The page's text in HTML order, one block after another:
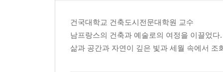
건국대학교 건축도시전문대학원 교수
남프랑스의 건축과 예술로의 여정을 이끌었다.
삶과 공간과 자연이 깊은 빛과 세월 속에서 조